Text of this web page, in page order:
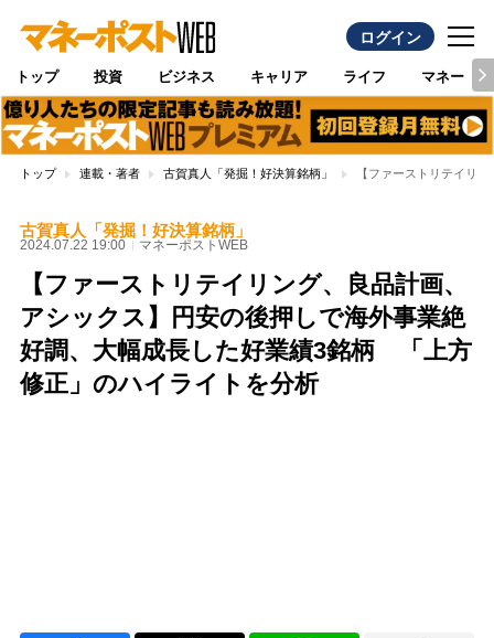
ログイン
トップ 投資 ビジネス キャリア ライフ マネー
トップ 連載・著者 古賀真人「発掘！好決算銘柄」 【ファーストリテイリ
古賀真人「発掘！好決算銘柄」
2024.07.22 19:00 マネーポストWEB
【ファーストリテイリング、良品計画、
アシックス】円安の後押しで海外事業絶
好調、大幅成長した好業績3銘柄 「上方
修正」のハイライトを分析